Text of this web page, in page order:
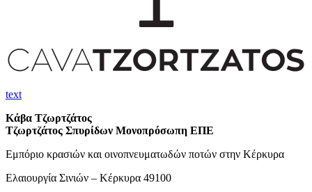
text
Κάβα Τζωρτζάτος
Τζωρτζάτος Σπυρίδων Μονοπρόσωπη ΕΠΕ
Εμπόριο κρασιών και οινοπνευματωδών ποτών στην Κέρκυρα
Ελαιουργία Σινιών – Κέρκυρα 49100